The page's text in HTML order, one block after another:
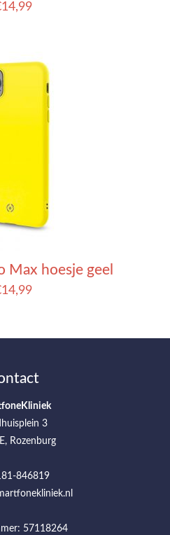
14,99
Max hoesje geel
14,99
3
Rozenburg
846819
57118264